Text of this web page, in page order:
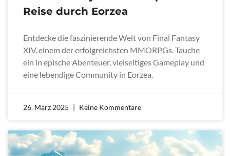
Reise durch Eorzea
Entdecke die faszinierende Welt von Final Fantasy
XIV, einem der erfolgreichsten MMORPGs. Tauche
ein in epische Abenteuer, vielseitiges Gameplay und
eine lebendige Community in Eorzea.
26. März 2025 Keine Kommentare